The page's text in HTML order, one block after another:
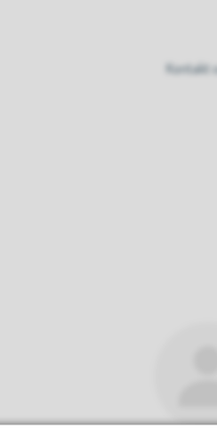
Kontakt